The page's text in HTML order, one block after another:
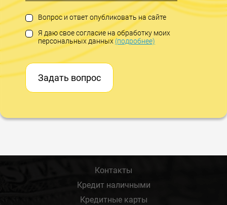
Вопрос и ответ опубликовать на сайте
Я даю свое согласие на обработку моих
персональных данных(подробнее)
Задать вопрос
Контакты
Кредит наличными
Кредитные карты